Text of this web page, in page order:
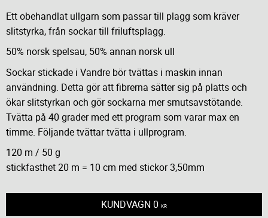
Ett obehandlat ullgarn som passar till plagg som kräver
slitstyrka, från sockar till friluftsplagg.
50% norsk spelsau, 50% annan norsk ull
Sockar stickade i Vandre bör tvättas i maskin innan
användning. Detta gör att fibrerna sätter sig på platts och
ökar slitstyrkan och gör sockarna mer smutsavstötande.
Tvätta på 40 grader med ett program som varar max en
timme. Följande tvättar tvätta i ullprogram.
120 m / 50 g
stickfasthet 20 m = 10 cm med stickor 3,50mm
KUNDVAGN 0 KR